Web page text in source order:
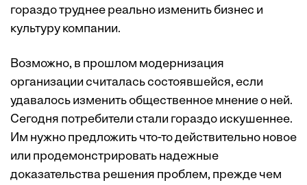
гораздо труднее реально изменить бизнес и
культуру компании.
Возможно, в прошлом модернизация
организации считалась состоявшейся, если
удавалось изменить общественное мнение о ней.
Сегодня потребители стали гораздо искушеннее.
Им нужно предложить что-то действительно новое
или продемонстрировать надежные
доказательства решения проблем, прежде чем